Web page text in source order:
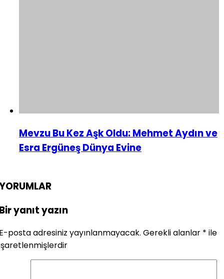
Mevzu Bu Kez Aşk Oldu: Mehmet Aydın ve
Esra Ergüneş Dünya Evine
yanıt yazın
posta adresiniz yayınlanmayacak. Gerekli alanlar * ile